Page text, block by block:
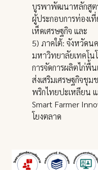
บูรพาพัฒนาหลักสูต
ผู้ประกอบการท่องเ
เห็ดเศรษฐกิจ และ
5) ภาคใต้: จังหวัดน
มหาวิทยาลัยเทคโ
การจัดการผลิตไก่พื้
ส่งเสริมเศรษฐกิจชุ
พริกไทยปะเหลียน
Smart Farmer
โยงตลาด